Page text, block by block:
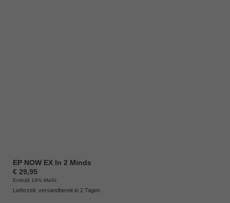
EP NOW EX In 2 Minds
€29,95
Enthält 19% MwSt.
Lieferzeit: versandbereit in 2 Tagen